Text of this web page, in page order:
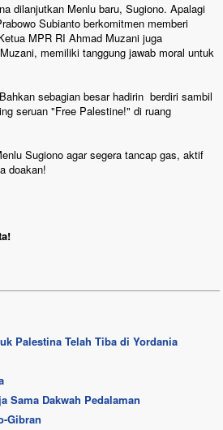
dilanjutkan Menlu baru, Sugiono. Apalagi
Subianto berkomitmen memberi
MPR RI Ahmad Muzani juga
memiliki tanggung jawab moral untuk
sebagian besar hadirin berdiri sambil
seruan "Free Palestine!" di ruang
Sugiono agar segera tancap gas, aktif
doakan!
Palestina Telah Tiba di Yordania
Sama Dakwah Pedalaman
Gibran